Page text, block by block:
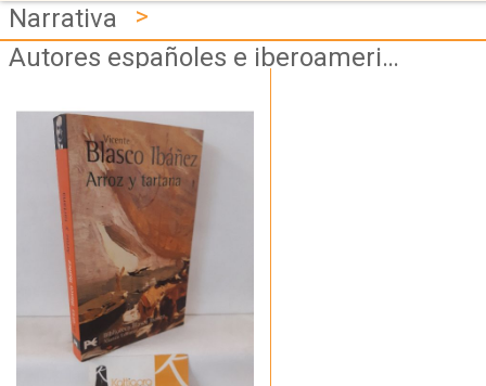
Narrativa
>
Autores españoles e iberoamericanos